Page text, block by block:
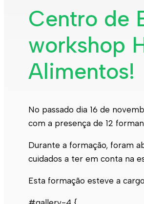
Centro de
workshop
Alimentos!
No passado dia 16 de
com a presença de 12
Durante a formação, foram
cuidados a ter em conta na
Esta formação esteve a